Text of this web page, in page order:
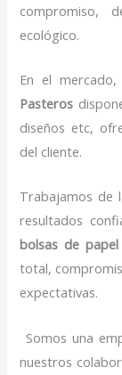
compromiso,
ecológico.
En el
Pasteros
diseños etc,
del cliente.
Trabajamos de
resultados
bolsas de papel
total,
expectativas.
Somos una
nuestros